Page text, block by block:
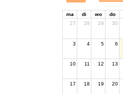
ma di wo do
27
28 29 30
3 4 5 6
10 11 12 13
17 18 19 20